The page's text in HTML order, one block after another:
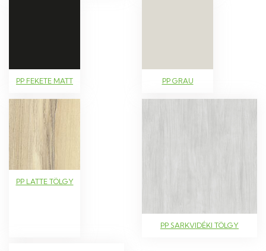
PP FEKETE MATT PP GRAU
PP LATTE TÖLGY
PP SARKVIDÉKI TÖLGY